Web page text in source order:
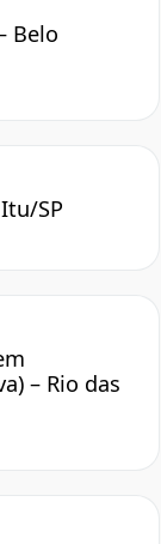
Belo
SP
– Rio das